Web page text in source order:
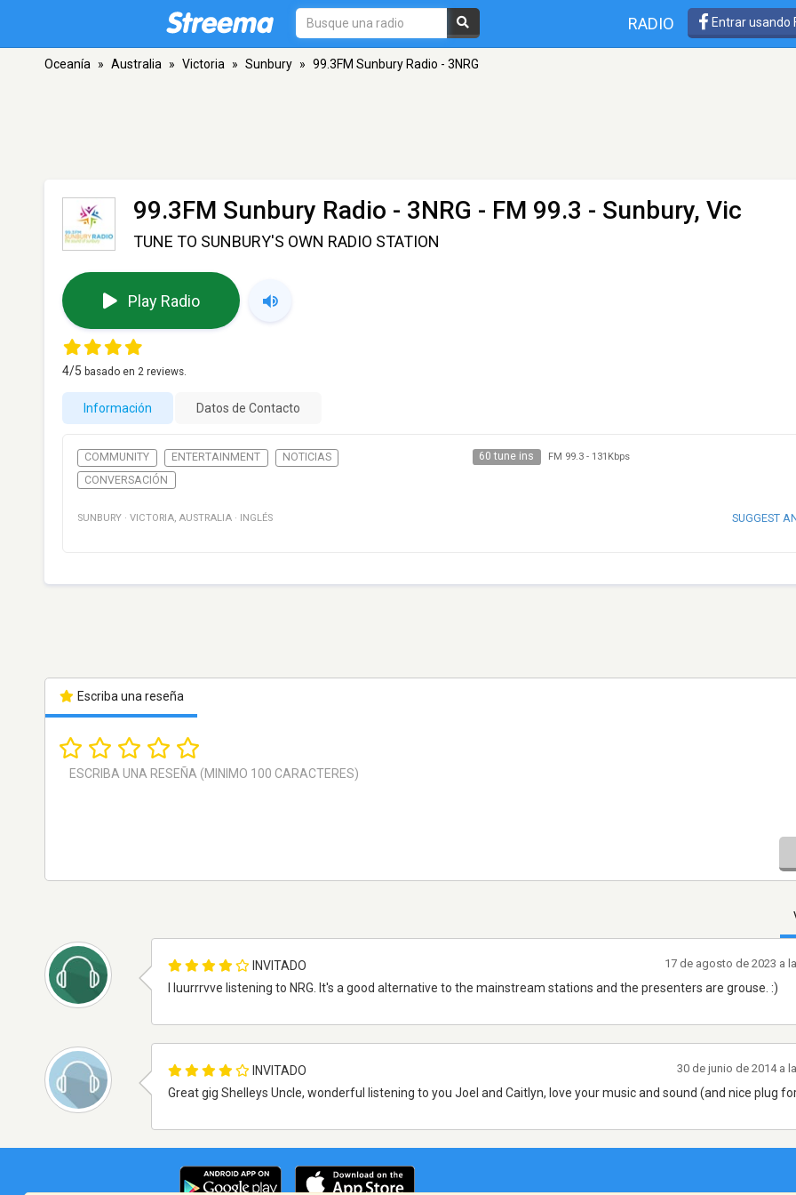
RADIO Entrar usando
Oceanía » Australia » Victoria » Sunbury » 99.3FM Sunbury Radio - 3NRG
99.3FM Sunbury Radio - 3NRG - FM 99.3 - Sunbury, Vic
TUNE TO SUNBURY'S OWN RADIO STATION
Play Radio
4/5 basado en 2 reviews.
Información Datos de Contacto
COMMUNITY ENTERTAINMENT
NOTICIAS
CONVERSACIÓN
60 tune ins FM 99.3- 131Kbps
SUNBURY · VICTORIA, AUSTRALIA · INGLÉS SUGGEST
Escriba una reseña
INVITADO
I luurrrvve listening to NRG. It's a good alternative to the mainstream stations and the presenters are grouse. :)
17 de agosto de 2023 a
INVITADO
Great gig Shelleys Uncle, wonderful listening to you Joel and Caitlyn, love your music and sound (and nice plug
30 de junio de 2014 a